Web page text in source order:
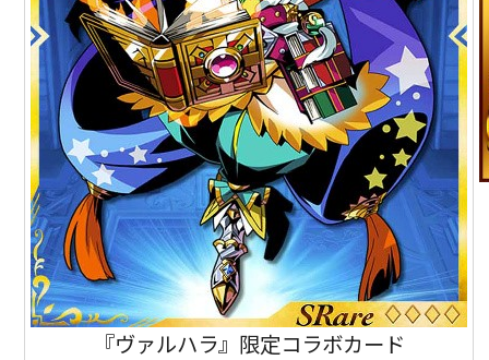
『ヴァルハラ』限定コラボカード